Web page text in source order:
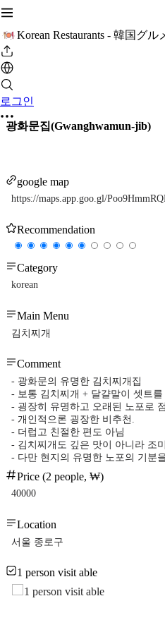
Korean Restaurants - 韓国グル
로그인
광화문집(Gwanghwamun-jib)
google map
https://maps.app.goo.gl/
Recommendation
Category
korean
Main Menu
김치찌개
Comment
- 광화문의 유명한 김치찌개집
- 보통 김치찌개 + 달걀말이 셋트
- 굉장히 유명하고 오래된 노포로
- 개인적으론 굉장한 비추천.
- 더럽고 친절한 편도 아님
- 김치찌개도 깊은 맛이 아니라 조
- 다만 현지의 유명한 노포의 기분
Price (2 people, ₩)
40000
Location
서울 종로구
1 person visit able
1 person visit able